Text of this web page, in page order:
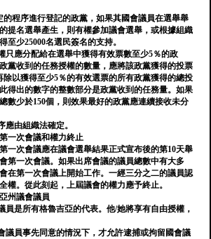
的程序進行登記的政黨，如果其國會議員在選舉舉
提名選舉產生，則有權參加議會選舉，或根據組織
至少25000名選民簽名的支持。
只應分配給在選舉中獲得有效票數至少5％的政
黨收到的任務授權的數量，應將該政黨獲得的投票
除以獲得至少5％的有效選票的所有政黨獲得的總投
得出的數字的整數部分是政黨收到的任務量。如果
數少於150個，則效果最好的政黨應連續接收未分
應由組織法確定。
一次會議和權力終止
一次會議應在議會選舉結果正式宣布後的第10天舉
第一次會議。如果出席會議的議員總數中有大多
在第一次會議上開始工作。一經三分之二的議員認
權。從此刻起，上屆議會的權力應予終止。
州議會議員
員是所有格魯吉亞的代表。他/她將享有自由授權，
議員事先同意的情況下，才允許逮捕或拘留國會議